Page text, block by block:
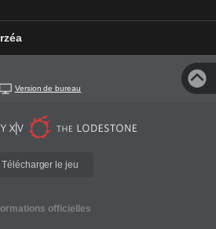
Version de bureau
Télécharger le jeu
officielles